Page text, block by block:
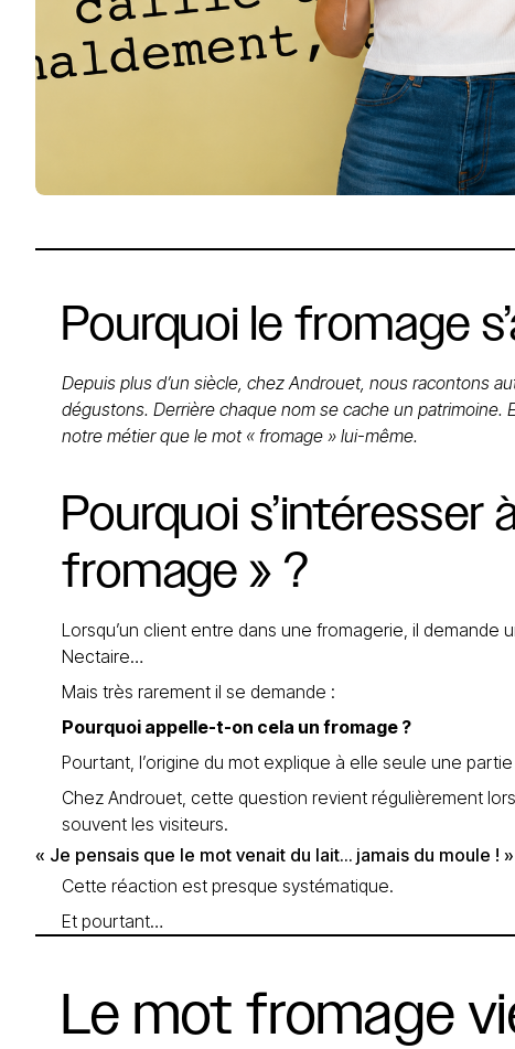
Pourquoi le fromage
Depuis plus d’un siècle, chez Androuet, nous racontons
dégustons. Derrière chaque nom se cache un patrimoine.
notre métier que le mot « fromage » lui-même.
Pourquoi s’intéresser
fromage » ?
Lorsqu’un client entre dans une fromagerie, il demande
Nectaire…
Mais très rarement il se demande :
Pourquoi appelle-t-on cela un fromage ?
Pourtant, l’origine du mot explique à elle seule une
Chez Androuet, cette question revient régulièrement
souvent les visiteurs.
« Je pensais que le mot venait du lait… jamais du moule ! »
Cette réaction est presque systématique.
Et pourtant…
Le mot fromage